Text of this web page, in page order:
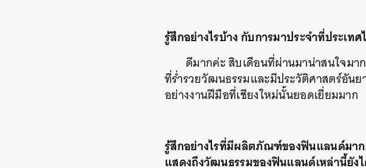
รู้สึกอย่างไรบ้าง กับการมาประจำที่ประเทศ
ดีมากค่ะ สิบเดือนที่ผ่านมาน่าสนใจมา
ที่ร่ำรวยวัฒนธรรมและมีประวัติศาสตร์อัน
อย่างงานฝีมือที่เชียงใหม่นั้นยอดเยี่ยมมาก
รู้สึกอย่างไรที่มีผลิตภัณฑ์ของฟินแลนด์มาก
แสดงถึงวัฒนธรรมของฟินแลนด์เหล่านี้ยัง